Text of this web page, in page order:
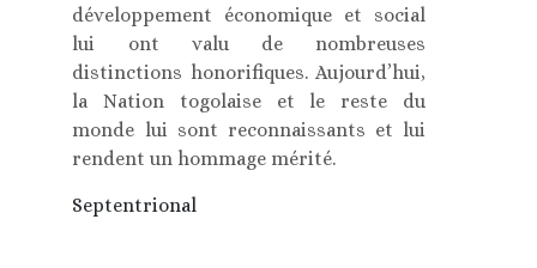
développement économique et social
lui ont valu de nombreuses
distinctions honorifiques. Aujourd’hui,
la Nation togolaise et le reste du
monde lui sont reconnaissants et lui
rendent un hommage mérité.
Septentrional